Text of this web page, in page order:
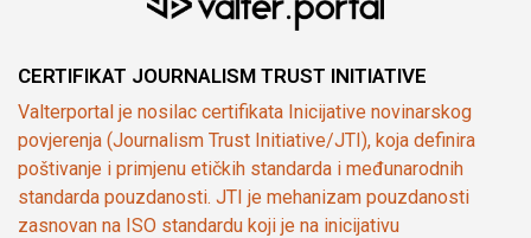
CERTIFIKAT JOURNALISM TRUST INITIATIVE
Valterportal je nosilac certifikata Inicijative novinarskog
povjerenja (Journalism Trust Initiative/JTI), koja definira
poštivanje i primjenu etičkih standarda i međunarodnih
standarda pouzdanosti. JTI je mehanizam pouzdanosti
zasnovan na ISO standardu koji je na inicijativu